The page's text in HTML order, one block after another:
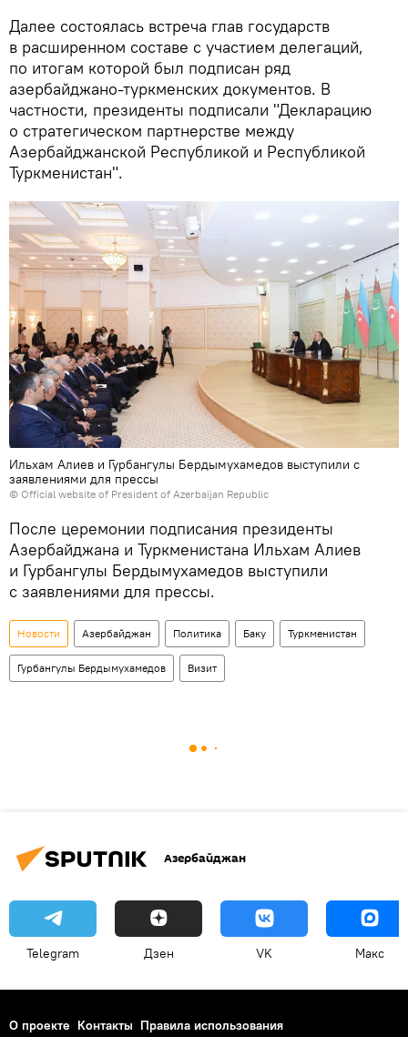
Далее состоялась встреча глав государств
в расширенном составе с участием делегаций,
по итогам которой был подписан ряд
азербайджано-туркменских документов. В
частности, президенты подписали "Декларацию
о стратегическом партнерстве между
Азербайджанской Республикой и Республикой
Туркменистан".
Ильхам Алиев и Гурбангулы Бердымухамедов выступили с
заявлениями для прессы
© Official website of President of Azerbaijan Republic
После церемонии подписания президенты
Азербайджана и Туркменистана Ильхам Алиев
и Гурбангулы Бердымухамедов выступили
с заявлениями для прессы.
Новости Азербайджан Политика Баку Туркменистан
Гурбангулы Бердымухамедов Визит
Азербайджан
Telegram Дзен VK Макс
О проекте Контакты Правила использования